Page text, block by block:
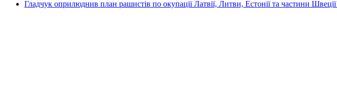
Гладчук оприлюднив план рашистів по окупації Латвії, Литви, Естонії та частини Швеції